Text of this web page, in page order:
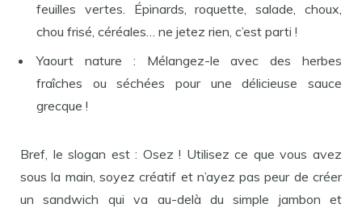
feuilles vertes. Épinards, roquette, salade, choux,
chou frisé, céréales… ne jetez rien, c’est parti !
Yaourt nature : Mélangez-le avec des herbes
fraîches ou séchées pour une délicieuse sauce
grecque !
Bref, le slogan est : Osez ! Utilisez ce que vous avez
sous la main, soyez créatif et n’ayez pas peur de créer
un sandwich qui va au-delà du simple jambon et